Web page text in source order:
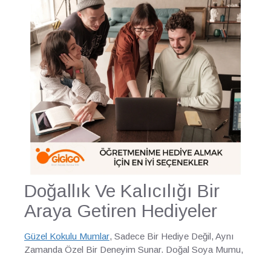
Doğallık Ve Kalıcılığı Bir
Araya Getiren Hediyeler
Güzel Kokulu Mumlar, Sadece Bir Hediye Değil, Aynı
Zamanda Özel Bir Deneyim Sunar. Doğal Soya Mumu,